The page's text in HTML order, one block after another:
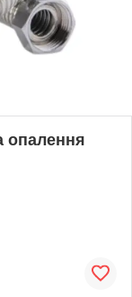
опалення